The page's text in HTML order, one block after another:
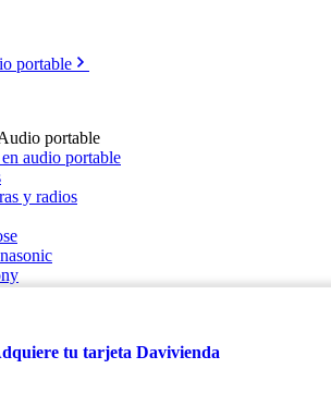
portable
portable
audio portable
y radios
tu tarjeta Davivienda